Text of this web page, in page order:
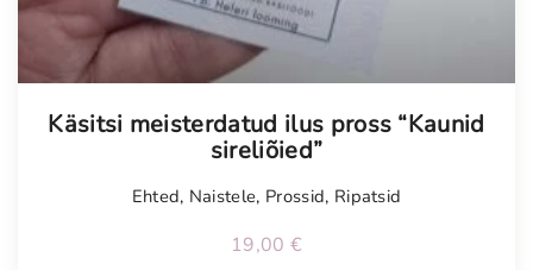
Käsitsi meisterdatud ilus pross “Kaunid
sireliõied”
Ehted, Naistele, Prossid, Ripatsid
19,00 €